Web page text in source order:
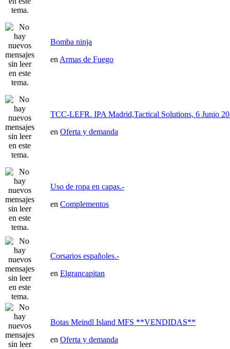
Bomba ninja
en Armas de Fuego
TCC-LEFR. IPA Madrid,Tactical Solutions, 6 Junio
en Oferta y demanda
Uso de ropa en capas.-
en Complementos
Corsarios españoles.-
en Elgrancapitan
Botas Meindl Island MFS **VENDIDAS**
en Oferta y demanda